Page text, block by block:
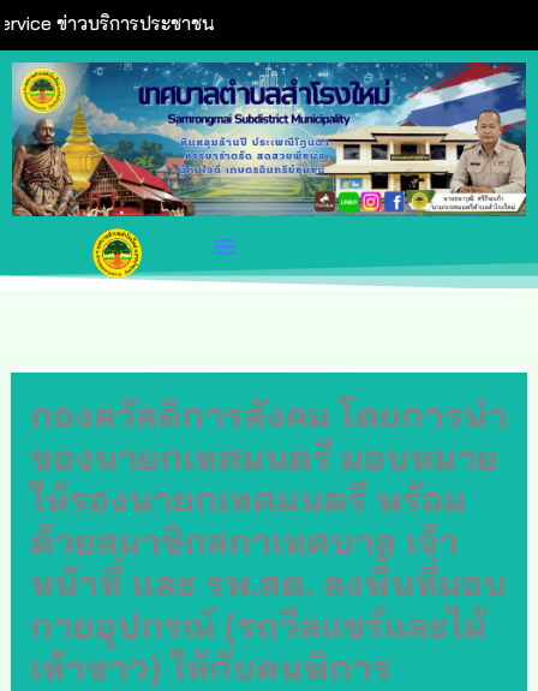
ข่าวบริการประชาชน
Skip
content
กองสวัสดิการสังคม โดยการนำ
ของนายกเทศมนตรี มอบหมาย
ให้รองนายกเทศมนตรี พร้อม
ด้วยสมาชิกสภาเทศบาล เจ้า
หน้าที่ และ รพ.สต. ลงพื้นที่มอบ
กายอุปกรณ์ (รถวีลแชร์และไม้
เท้าขาว) ให้กับคนพิการ